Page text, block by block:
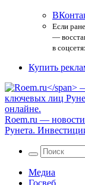
Если
—
в
Купить
Roem.ru — новости
Рунета.
Медиа
Госвеб